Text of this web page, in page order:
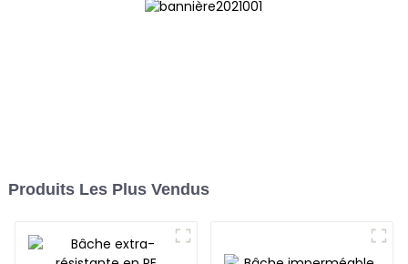
Produits Les Plus Vendus